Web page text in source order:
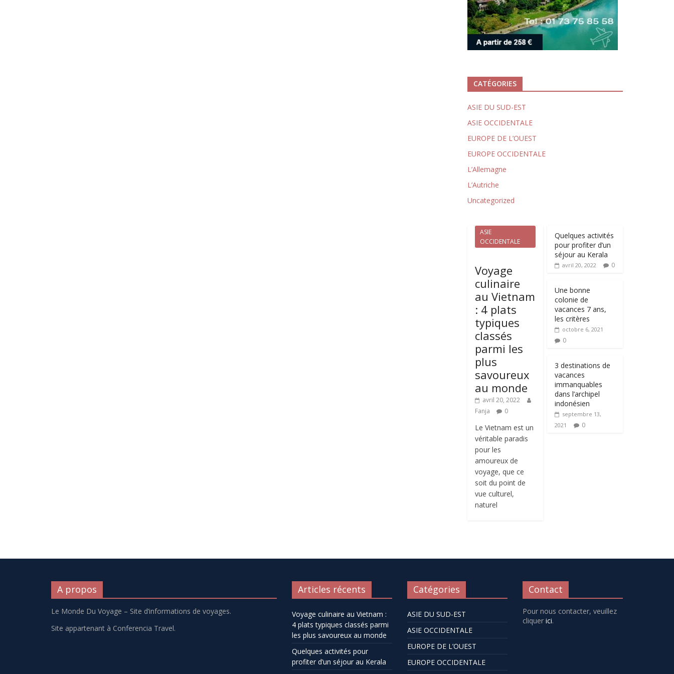
CATÉGORIES
ASIE DU SUD-EST
ASIE OCCIDENTALE
EUROPE DE L’OUEST
EUROPE OCCIDENTALE
L’Allemagne
L’Autriche
Uncategorized
ASIE
OCCIDENTALE
Voyage
culinaire
au Vietnam
: 4 plats
typiques
classés
parmi les
plus
savoureux
au monde
avril 20, 2022
Fanja
0
Le Vietnam est un
véritable paradis
pour les
amoureux de
voyage, que ce
soit du point de
vue culturel,
naturel
Quelques activités
pour profiter d’un
séjour au Kerala
avril 20, 2022 0
Une bonne
colonie de
vacances 7 ans,
les critères
octobre 6, 2021
0
3 destinations de
vacances
immanquables
dans l’archipel
indonésien
septembre 13,
2021
0
A propos
Le Monde Du Voyage – Site d’informations de voyages.
Site appartenant à Conferencia Travel.
Articles récents
Voyage culinaire au Vietnam :
4 plats typiques classés parmi
les plus savoureux au monde
Quelques activités pour
profiter d’un séjour au Kerala
Catégories
ASIE DU SUD-EST
ASIE OCCIDENTALE
EUROPE DE L’OUEST
EUROPE OCCIDENTALE
Contact
Pour nous contacter, veuillez
cliquer ici.